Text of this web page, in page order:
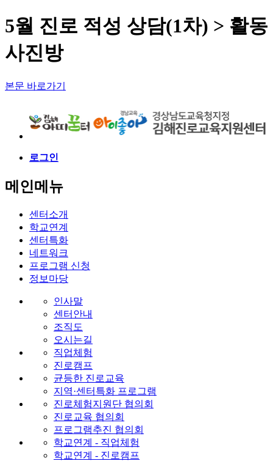
5월 진로 적성 상담(1차) > 활동
사진방
본문 바로가기
로그인
메인메뉴
센터소개
학교연계
센터특화
네트워크
프로그램 신청
정보마당
인사말
센터안내
조직도
오시는길
직업체험
진로캠프
균등한 진로교육
지역·센터특화 프로그램
진로체험지원단 협의회
진로교육 협의회
프로그램추진 협의회
학교연계 - 직업체험
학교연계 - 진로캠프